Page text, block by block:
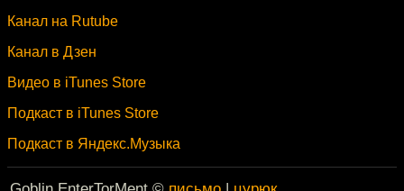
Канал на Rutube
Канал в Дзен
Видео в iTunes Store
Подкаст в iTunes Store
Подкаст в Яндекс.Музыка